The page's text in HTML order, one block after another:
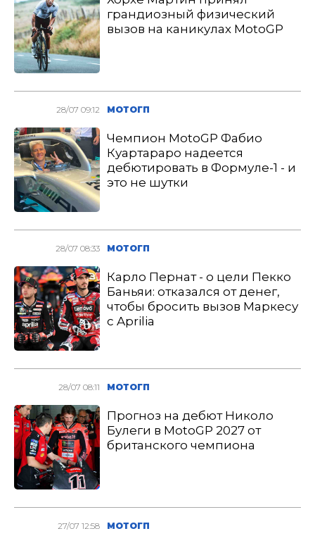
грандиозный физический
вызов на каникулах MotoGP
28/07 09:12 МОТОГП
Чемпион MotoGP Фабио
Куартараро надеется
дебютировать в Формуле-1 - и
это не шутки
28/07 08:33 МОТОГП
Карло Пернат - о цели Пекко
Баньяи: отказался от денег,
чтобы бросить вызов Маркесу
с Aprilia
28/07 08:11 МОТОГП
Прогноз на дебют Николо
Булеги в MotoGP 2027 от
британского чемпиона
27/07 12:58 МОТОГП